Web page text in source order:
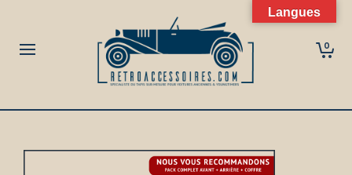
0
Langues